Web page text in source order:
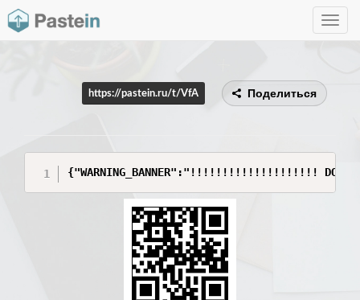
Toggle
https://pastein.ru/t/VfA Поделиться
{"WARNING_BANNER":"!!!!!!!!!!!!!!!!!!!! DO NOT SHARE